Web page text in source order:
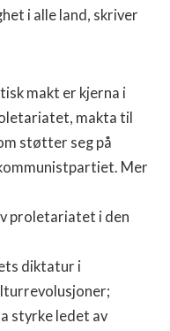
i alle land, skriver
makt er kjerna i
makta til
støtter seg på
Mer
proletariatet i den
diktatur i
styrke ledet av